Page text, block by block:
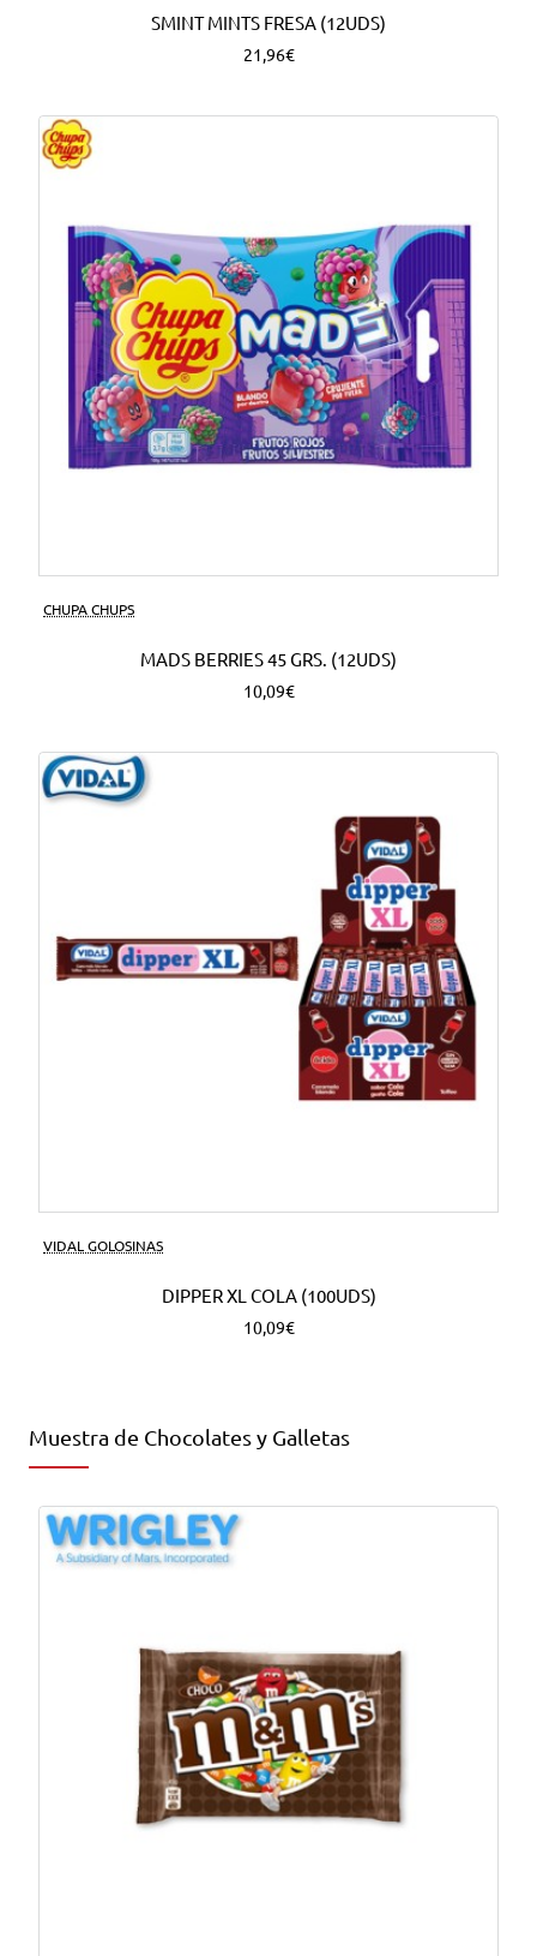
SMINT MINTS FRESA (12UDS)
21,96€
CHUPA CHUPS
MADS BERRIES 45 GRS. (12UDS)
10,09€
VIDAL GOLOSINAS
DIPPER XL COLA (100UDS)
10,09€
Muestra de Chocolates y Galletas